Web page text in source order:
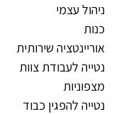
ניהול עצמי
כנות
אוריינטציה שירותית
נטייה לעבודת צוות
מצפוניות
נטייה להפגין כבוד